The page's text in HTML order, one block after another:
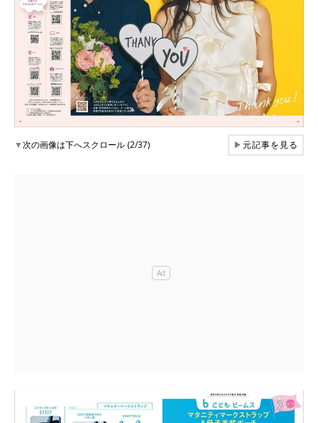
▼次の画像は下へスクロール (2/37) ▶元記事を見る